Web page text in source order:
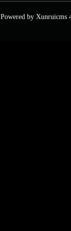
Powered by Xunruicms